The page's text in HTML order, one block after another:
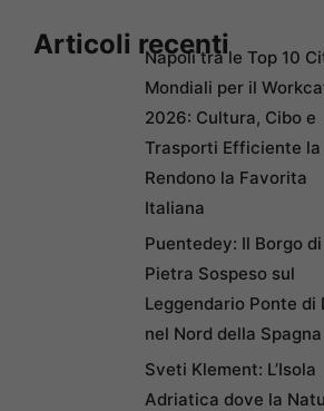
Articoli recenti
Napoli tra le Top 10
Mondiali per il
2026: Cultura, Cibo e
Trasporti Efficiente la
Rendono la Favorita
Italiana
Puentedey: Il Borgo di
Pietra Sospeso sul
Leggendario Ponte di
nel Nord della Spagna
Sveti Klement: L’Isola
Adriatica dove la